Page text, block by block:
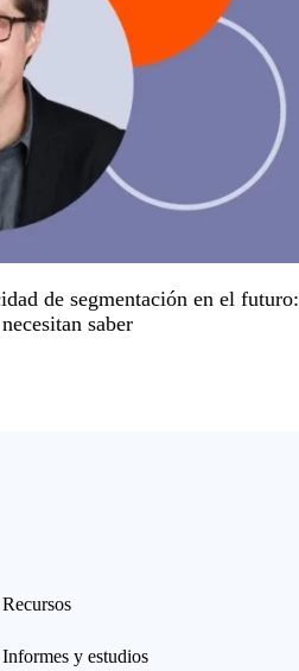
de segmentación en el futuro:
saber
Recursos
Informes y estudios